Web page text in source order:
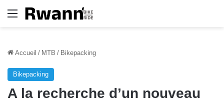
Menu
Accueil / MTB / Bikepacking
Bikepacking
A la recherche d’un nouveau